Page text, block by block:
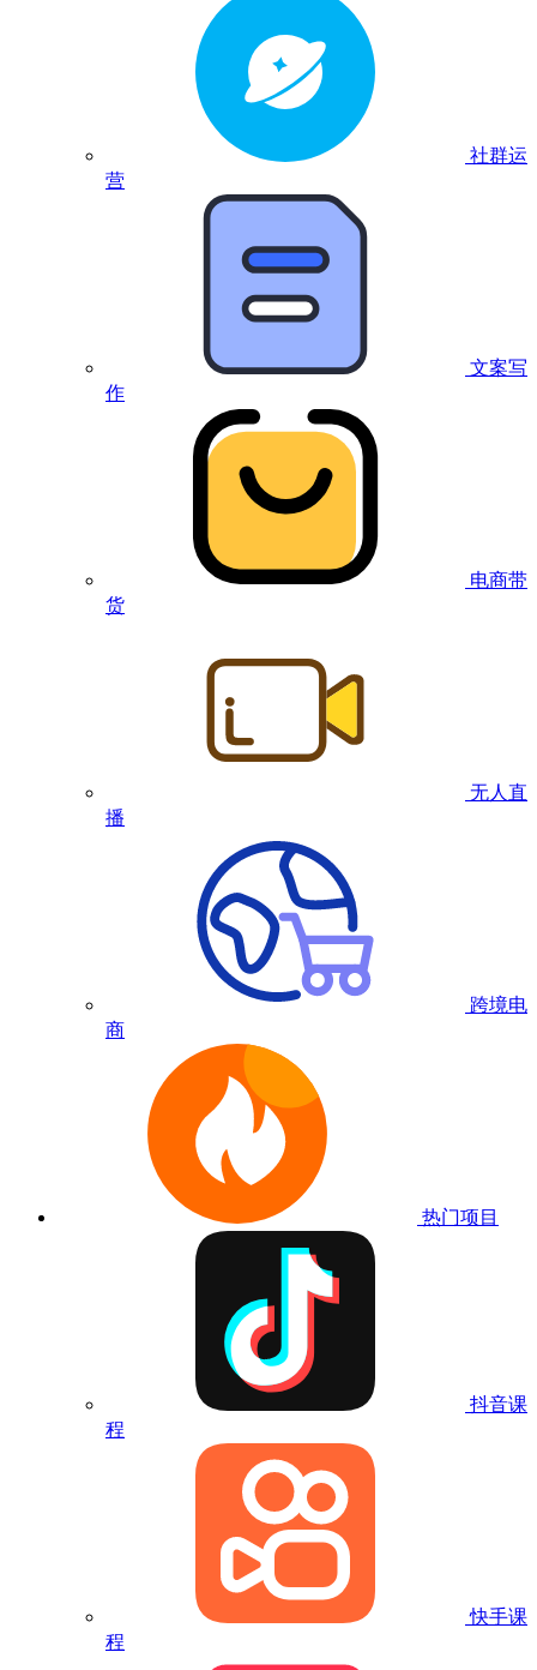
社群运
营
文案写
作
电商带
货
无人直
播
跨境电
商
热门项目
抖音课
程
快手课
程